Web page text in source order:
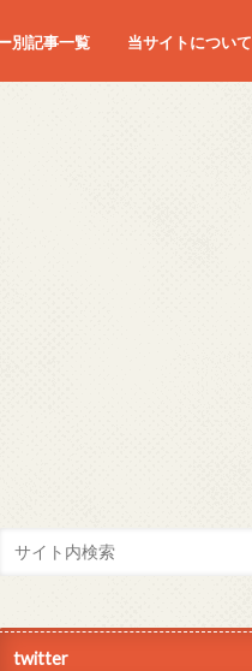
別記事一覧 当サイトについて
twitter